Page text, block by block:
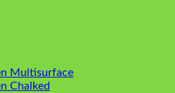
Multisurface
Chalked